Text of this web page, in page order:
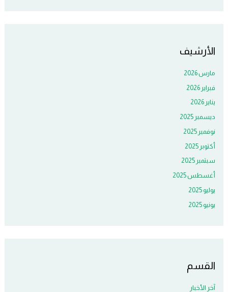
الأرشيف
مارس 2026
فبراير 2026
يناير 2026
ديسمبر 2025
نوفمبر 2025
أكتوبر 2025
سبتمبر 2025
أغسطس 2025
يوليو 2025
يونيو 2025
القسم
آخر الأخبار